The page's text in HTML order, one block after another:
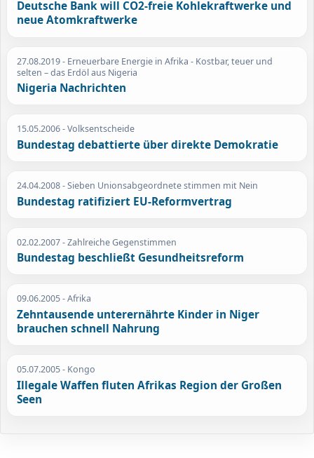
Deutsche Bank will CO2-freie Kohlekraftwerke und
neue Atomkraftwerke
27.08.2019- Erneuerbare Energie in Afrika - Kostbar, teuer und
selten – das Erdöl aus Nigeria
Nigeria Nachrichten
15.05.2006- Volksentscheide
Bundestag debattierte über direkte Demokratie
24.04.2008- Sieben Unionsabgeordnete stimmen mit Nein
Bundestag ratifiziert EU-Reformvertrag
02.02.2007- Zahlreiche Gegenstimmen
Bundestag beschließt Gesundheitsreform
09.06.2005- Afrika
Zehntausende unterernährte Kinder in Niger
brauchen schnell Nahrung
05.07.2005- Kongo
Illegale Waffen fluten Afrikas Region der Großen
Seen